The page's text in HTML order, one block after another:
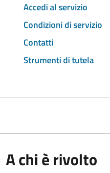
Accedi al servizio
Condizioni di servizio
Contatti
Strumenti di tutela
A chi è rivolto